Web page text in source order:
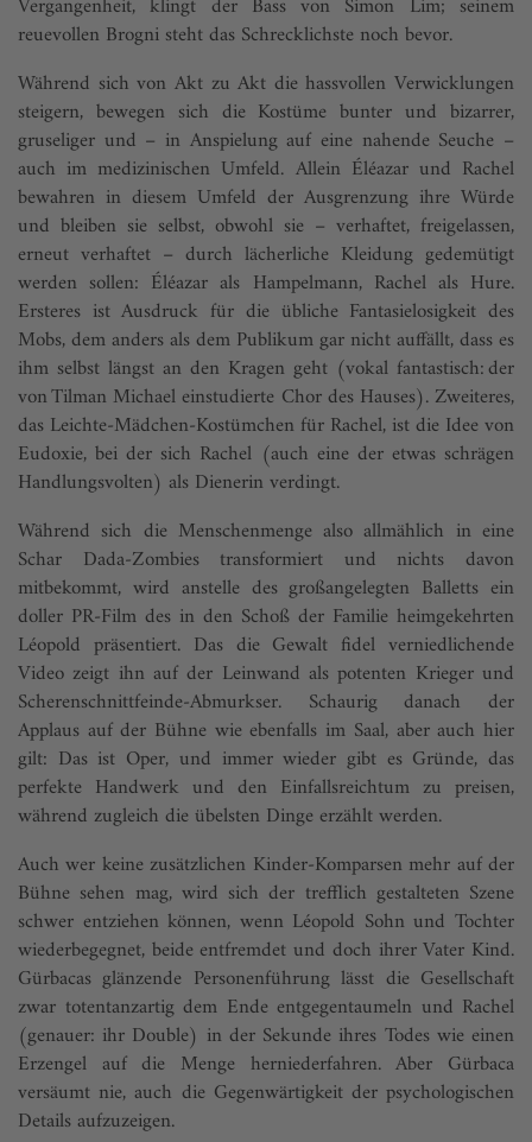
Vergangenheit, klingt der Bass von Simon Lim; seinem
reuevollen Brogni steht das Schrecklichste noch bevor.
Während sich von Akt zu Akt die hassvollen Verwicklungen
steigern, bewegen sich die Kostüme bunter und bizarrer,
gruseliger und – in Anspielung auf eine nahende Seuche –
auch im medizinischen Umfeld. Allein Éléazar und Rachel
bewahren in diesem Umfeld der Ausgrenzung ihre Würde
und bleiben sie selbst, obwohl sie – verhaftet, freigelassen,
erneut verhaftet – durch lächerliche Kleidung gedemütigt
werden sollen: Éléazar als Hampelmann, Rachel als Hure.
Ersteres ist Ausdruck für die übliche Fantasielosigkeit des
Mobs, dem anders als dem Publikum gar nicht auffällt, dass es
ihm selbst längst an den Kragen geht (vokal fantastisch: der
von Tilman Michael einstudierte Chor des Hauses). Zweiteres,
das Leichte-Mädchen-Kostümchen für Rachel, ist die Idee von
Eudoxie, bei der sich Rachel (auch eine der etwas schrägen
Handlungsvolten) als Dienerin verdingt.
Während sich die Menschenmenge also allmählich in eine
Schar Dada-Zombies transformiert und nichts davon
mitbekommt, wird anstelle des großangelegten Balletts ein
doller PR-Film des in den Schoß der Familie heimgekehrten
Léopold präsentiert. Das die Gewalt fidel verniedlichende
Video zeigt ihn auf der Leinwand als potenten Krieger und
Scherenschnittfeinde-Abmurkser. Schaurig danach der
Applaus auf der Bühne wie ebenfalls im Saal, aber auch hier
gilt: Das ist Oper, und immer wieder gibt es Gründe, das
perfekte Handwerk und den Einfallsreichtum zu preisen,
während zugleich die übelsten Dinge erzählt werden.
Auch wer keine zusätzlichen Kinder-Komparsen mehr auf der
Bühne sehen mag, wird sich der trefflich gestalteten Szene
schwer entziehen können, wenn Léopold Sohn und Tochter
wiederbegegnet, beide entfremdet und doch ihrer Vater Kind.
Gürbacas glänzende Personenführung lässt die Gesellschaft
zwar totentanzartig dem Ende entgegentaumeln und Rachel
(genauer: ihr Double) in der Sekunde ihres Todes wie einen
Erzengel auf die Menge herniederfahren. Aber Gürbaca
versäumt nie, auch die Gegenwärtigkeit der psychologischen
Details aufzuzeigen.